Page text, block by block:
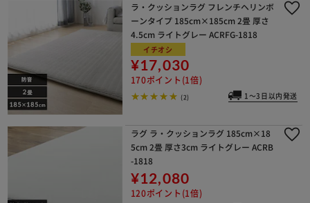
ラ・クッションラグ フレンチヘリンボ
ーンタイプ 185cm×185cm 2畳 厚さ
4.5cm ライトグレー ACRFG-1818
イチオシ
¥17,030
170ポイント(1倍)
(2) 1～3日以内発送
ラグ ラ・クッションラグ 185cm×18
5cm 2畳 厚さ3cm ライトグレー ACRB
-1818
¥12,080
120ポイント(1倍)